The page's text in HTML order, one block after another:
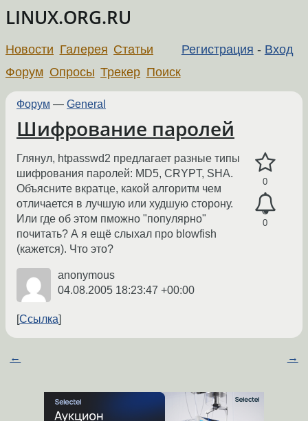
LINUX.ORG.RU
Регистрация - Вход
Новости Галерея Статьи
Форум Опросы Трекер Поиск
Форум — General
Шифрование паролей
0
0
Глянул, htpasswd2 предлагает разные типы
шифрования паролей: MD5, CRYPT, SHA.
Объясните вкратце, какой алгоритм чем
отличается в лучшую или худшую сторону.
Или где об этом пможно "популярно"
почитать? А я ещё слыхал про blowfish
(кажется). Что это?
anonymous
04.08.2005 18:23:47 +00:00
Ссылка
← →